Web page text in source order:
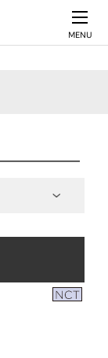
MENU